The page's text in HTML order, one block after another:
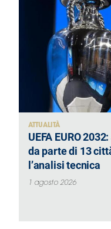
nazionali
ATTUALITÀ
UEFA EURO
da parte di 13
l’analisi tecnica
1 agosto 2026